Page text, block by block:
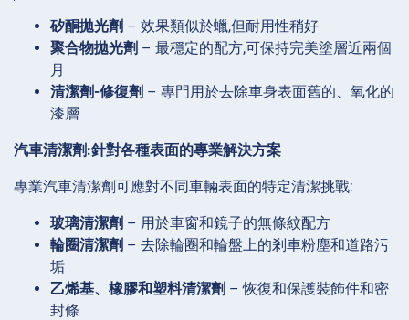
矽酮拋光劑 – 效果類似於蠟,但耐用性稍好
聚合物拋光劑 – 最穩定的配方,可保持完美塗層近兩個
月
清潔劑-修復劑 – 專門用於去除車身表面舊的、氧化的
漆層
汽車清潔劑:針對各種表面的專業解決方案
專業汽車清潔劑可應對不同車輛表面的特定清潔挑戰:
玻璃清潔劑 – 用於車窗和鏡子的無條紋配方
輪圈清潔劑 – 去除輪圈和輪盤上的剎車粉塵和道路污
垢
乙烯基、橡膠和塑料清潔劑 – 恢復和保護裝飾件和密
封條